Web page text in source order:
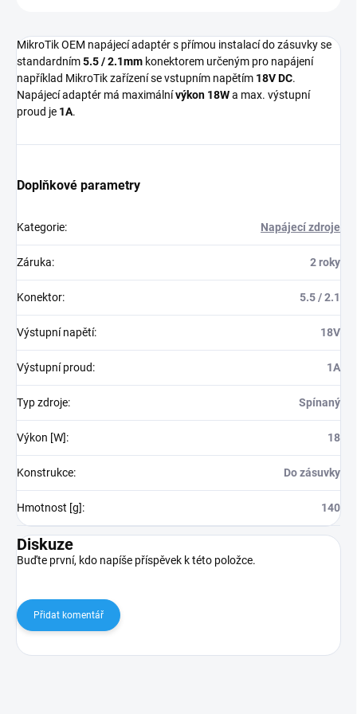
MikroTik OEM napájecí adaptér s přímou instalací do zásuvky se
standardním5.5 / 2.1mm konektorem určeným pro napájení
například MikroTik zařízení se vstupním napětím 18V DC.
Napájecí adaptér má maximálnívýkon 18Wa max. výstupní
proud je 1A.
Doplňkové parametry
Kategorie: Napájecí zdroje
Záruka: 2 roky
Konektor: 5.5 / 2.1
Výstupní napětí: 18V
Výstupní proud: 1A
Typ zdroje: Spínaný
Výkon [W]: 18
Konstrukce: Do zásuvky
Hmotnost [g]: 140
Diskuze
Buďte první, kdo napíše příspěvek k této položce.
Přidat komentář